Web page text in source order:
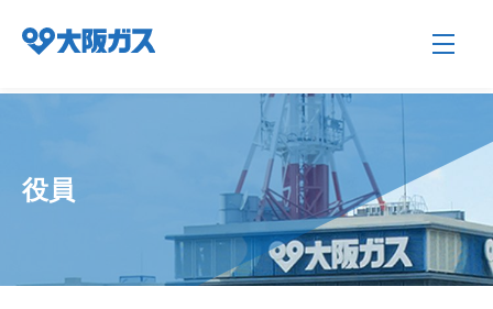
企業情報TOP
企業/グループについて
役員